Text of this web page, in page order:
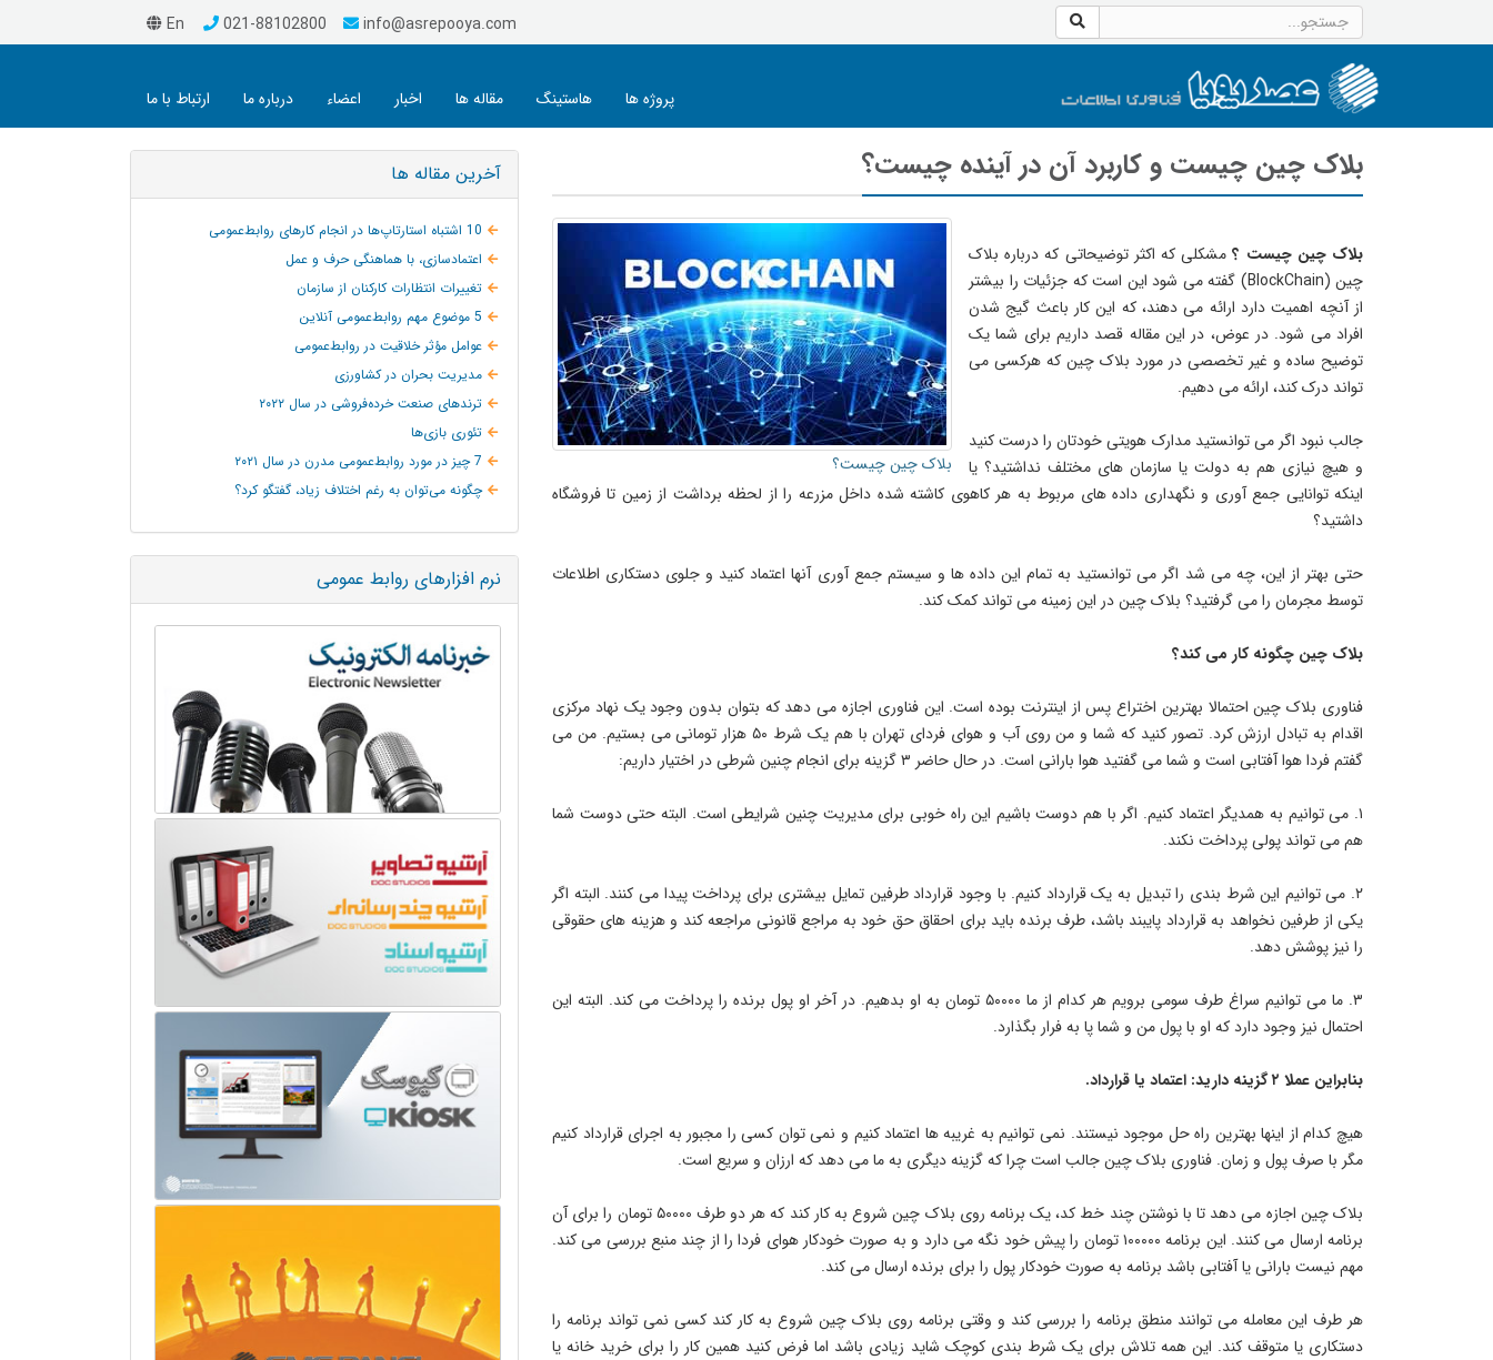
En 021-88102800 info@asrepooya.com
پروژه ها هاستینگ مقاله ها اخبار اعضاء درباره ما ارتباط با ما
بلاک چین چیست و کاربرد آن در آینده چیست؟
بلاک چین چیست؟
بلاک چین چیست ؟مشکلی که اکثر توضیحاتی که درباره بلاک
چین (BlockChain) گفته می شود این است که جزئیات را بیشتر
از آنچه اهمیت دارد ارائه می دهند، که این کار باعث گیج شدن
افراد می شود. در عوض، در این مقاله قصد داریم برای شما یک
توضیح ساده و غیر تخصصی در مورد بلاک چین که هرکسی می
تواند درک کند، ارائه می دهیم.
جالب نبود اگر می توانستید مدارک هویتی خودتان را درست کنید
و هیچ نیازی هم به دولت یا سازمان های مختلف نداشتید؟ یا
اینکه توانایی جمع آوری و نگهداری داده های مربوط به هر کاهوی کاشته شده داخل مزرعه را از لحظه برداشت از زمین تا فروشگاه
داشتید؟
حتی بهتر از این، چه می شد اگر می توانستید به تمام این داده ها و سیستم جمع آوری آنها اعتماد کنید و جلوی دستکاری اطلاعات
توسط مجرمان را می گرفتید؟ بلاک چین در این زمینه می تواند کمک کند.
بلاک چین چگونه کار می کند؟
فناوری بلاک چین احتمالا بهترین اختراع پس از اینترنت بوده است. این فناوری اجازه می دهد که بتوان بدون وجود یک نهاد مرکزی
اقدام به تبادل ارزش کرد. تصور کنید که شما و من روی آب و هوای فردای تهران با هم یک شرط ۵۰ هزار تومانی می بستیم. من می
گفتم فردا هوا آفتابی است و شما می گفتید هوا بارانی است. در حال حاضر ۳ گزینه برای انجام چنین شرطی در اختیار داریم:
۱. می توانیم به همدیگر اعتماد کنیم. اگر با هم دوست باشیم این راه خوبی برای مدیریت چنین شرایطی است. البته حتی دوست شما
هم می تواند پولی پرداخت نکند.
۲. می توانیم این شرط بندی را تبدیل به یک قرارداد کنیم. با وجود قرارداد طرفین تمایل بیشتری برای پرداخت پیدا می کنند. البته اگر
یکی از طرفین نخواهد به قرارداد پایبند باشد، طرف برنده باید برای احقاق حق خود به مراجع قانونی مراجعه کند و هزینه های حقوقی
را نیز پوشش دهد.
۳. ما می توانیم سراغ طرف سومی برویم هر کدام از ما ۵۰۰۰۰ تومان به او بدهیم. در آخر او پول برنده را پرداخت می کند. البته این
احتمال نیز وجود دارد که او با پول من و شما پا به فرار بگذارد.
بنابراین عملا ۲ گزینه دارید: اعتماد یا قرارداد.
هیچ کدام از اینها بهترین راه حل موجود نیستند. نمی توانیم به غریبه ها اعتماد کنیم و نمی توان کسی را مجبور به اجرای قرارداد کنیم
مگر با صرف پول و زمان. فناوری بلاک چین جالب است چرا که گزینه دیگری به ما می دهد که ارزان و سریع است.
بلاک چین اجازه می دهد تا با نوشتن چند خط کد، یک برنامه روی بلاک چین شروع به کار کند که هر دو طرف ۵۰۰۰۰ تومان را برای آن
برنامه ارسال می کنند. این برنامه ۱۰۰۰۰۰ تومان را پیش خود نگه می دارد و به صورت خودکار هوای فردا را از چند منبع بررسی می کند.
مهم نیست بارانی یا آفتابی باشد برنامه به صورت خودکار پول را برای برنده ارسال می کند.
هر طرف این معامله می توانند منطق برنامه را بررسی کند و وقتی برنامه روی بلاک چین شروع به کار کند کسی نمی تواند برنامه را
دستکاری یا متوقف کند. این همه تلاش برای یک شرط بندی کوچک شاید زیادی باشد اما فرض کنید همین کار را برای خرید خانه یا
آخرین مقاله ها
10 اشتباه استارتاپ‌ها در انجام کارهای روابط‌عمومی
اعتمادسازی، با هماهنگی حرف و عمل
تغییرات انتظارات کارکنان از سازمان
5 موضوع مهم روابط‌عمومی آنلاین
عوامل مؤثر خلاقیت در روابط‌عمومی
مدیریت بحران در کشاورزی
ترند‌های صنعت خرده‌فروشی در سال ۲۰۲۲
تئوری بازی‌ها
7 چیز در مورد روابط‌عمومی مدرن در سال ۲۰۲۱
چگونه می‌توان به‌ رغم اختلاف زیاد، گفتگو کرد؟
نرم افزارهای روابط عمومی